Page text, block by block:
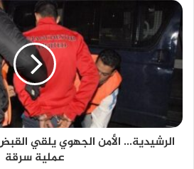
عملية سرقة